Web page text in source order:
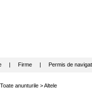
| Firme| Permis de
Toate anunturile>Altele